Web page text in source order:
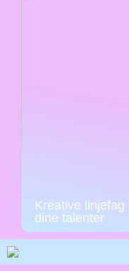
Kreative
dine talenter